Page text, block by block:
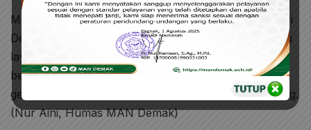
Melalui pembahasan IKSK ini, madrasah aliyah negeri
Demak berkomitmen untuk terus meningkatkan mutu
layanan pendidikan dan menciptakan lingkungan
belajar yang produktif, sehingga mampu mencetak
generasi yang unggul, berkarakter, dan berdaya saing.
(Nur Aini, Humas MAN Demak)